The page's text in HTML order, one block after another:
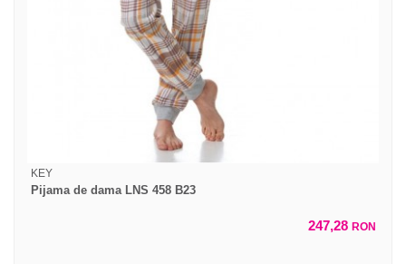
KEY
Pijama de dama LNS 458 B23
247,28 RON